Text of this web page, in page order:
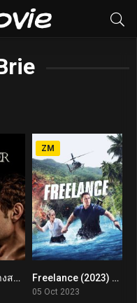
6.7
Together ดูดร่างสร้างรัก (2025) 5.6
ZM
Freelance (2023) จ็อบระห่ำ คนถึกระทึกโลก
05 Oct 2023